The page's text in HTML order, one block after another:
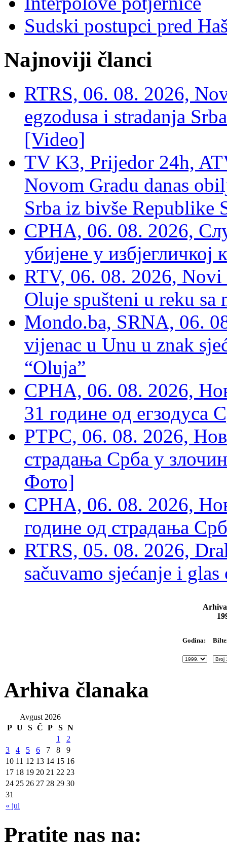
Sudski postupci pred
Najnoviji članci
RTRS, 06. 08. 2026,
egzodusa i stradanja
[Video]
TV K3, Prijedor 24h,
Novom Gradu danas
Srba iz bivše Republike
СРНА, 06. 08. 2026,
убијене у избјегличкој
RTV, 06. 08. 2026, Novi
Oluje spušteni u reku sa
Mondo.ba, SRNA, 06.
vijenac u Unu u znak
“Oluja”
СРНА, 06. 08. 2026,
31 године од егзодуса
РТРС, 06. 08. 2026,
страдања Срба у
Фото]
СРНА, 06. 08. 2026,
године од страдања
RTRS, 05. 08. 2026,
sačuvamo sjećanje i
Godina:
Arhiva članaka
Avgust 2026
P U S Č P S N
« jul
1
2
3
4 5 6 7 8
9
10 11 12 13 14 15 16
17 18 19 20 21 22 23
24 25 26 27 28 29 30
31
Pratite nas na: